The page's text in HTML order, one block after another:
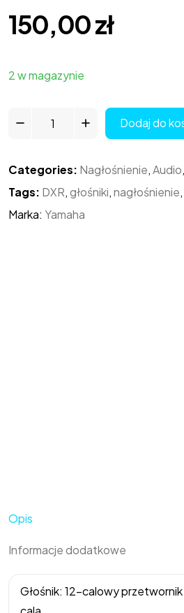
150,00zł
2 w magazynie
Dodaj do
Categories: Nagłośnienie,Audio,
Tags: DXR,głośniki,nagłośnienie,
Marka: Yamaha
Opis
Informacje dodatkowe
Głośnik: 12-calowy